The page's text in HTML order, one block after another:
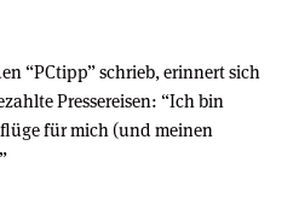
“PCtipp” schrieb, erinnert sich
Pressereisen: “Ich bin
für mich (und meinen